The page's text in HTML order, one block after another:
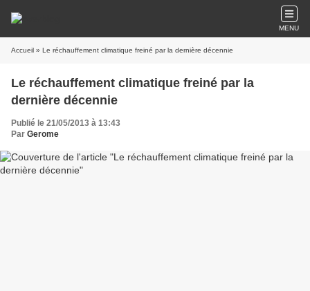
MENU
Accueil » Le réchauffement climatique freiné par la dernière décennie
Le réchauffement climatique freiné par la
dernière décennie
Publié le 21/05/2013 à 13:43
Par Gerome